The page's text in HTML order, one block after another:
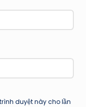
duyệt này cho lần